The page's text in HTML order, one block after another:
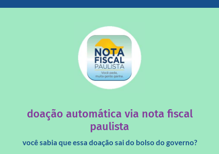
doação automática via nota fiscal
paulista
você sabia que essa doação sai do bolso do governo?
saiba mais